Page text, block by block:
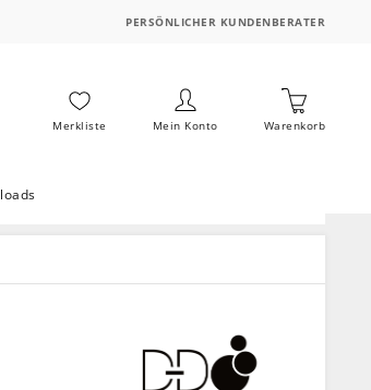
PERSÖNLICHER KUNDENBERATER
Merkliste Mein Konto Warenkorb